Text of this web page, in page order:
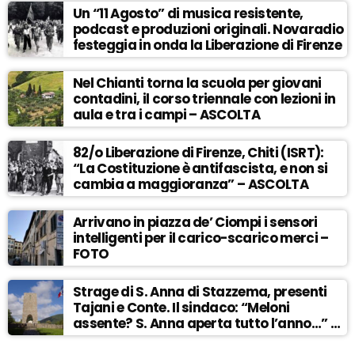
Un “11 Agosto” di musica resistente,
podcast e produzioni originali. Novaradio
festeggia in onda la Liberazione di Firenze
Nel Chianti torna la scuola per giovani
contadini, il corso triennale con lezioni in
aula e tra i campi – ASCOLTA
82/o Liberazione di Firenze, Chiti (ISRT):
“La Costituzione è antifascista, e non si
cambia a maggioranza” – ASCOLTA
Arrivano in piazza de’ Ciompi i sensori
intelligenti per il carico-scarico merci –
FOTO
Strage di S. Anna di Stazzema, presenti
Tajani e Conte. Il sindaco: “Meloni
assente? S. Anna aperta tutto l’anno…” –
ASCOLTA